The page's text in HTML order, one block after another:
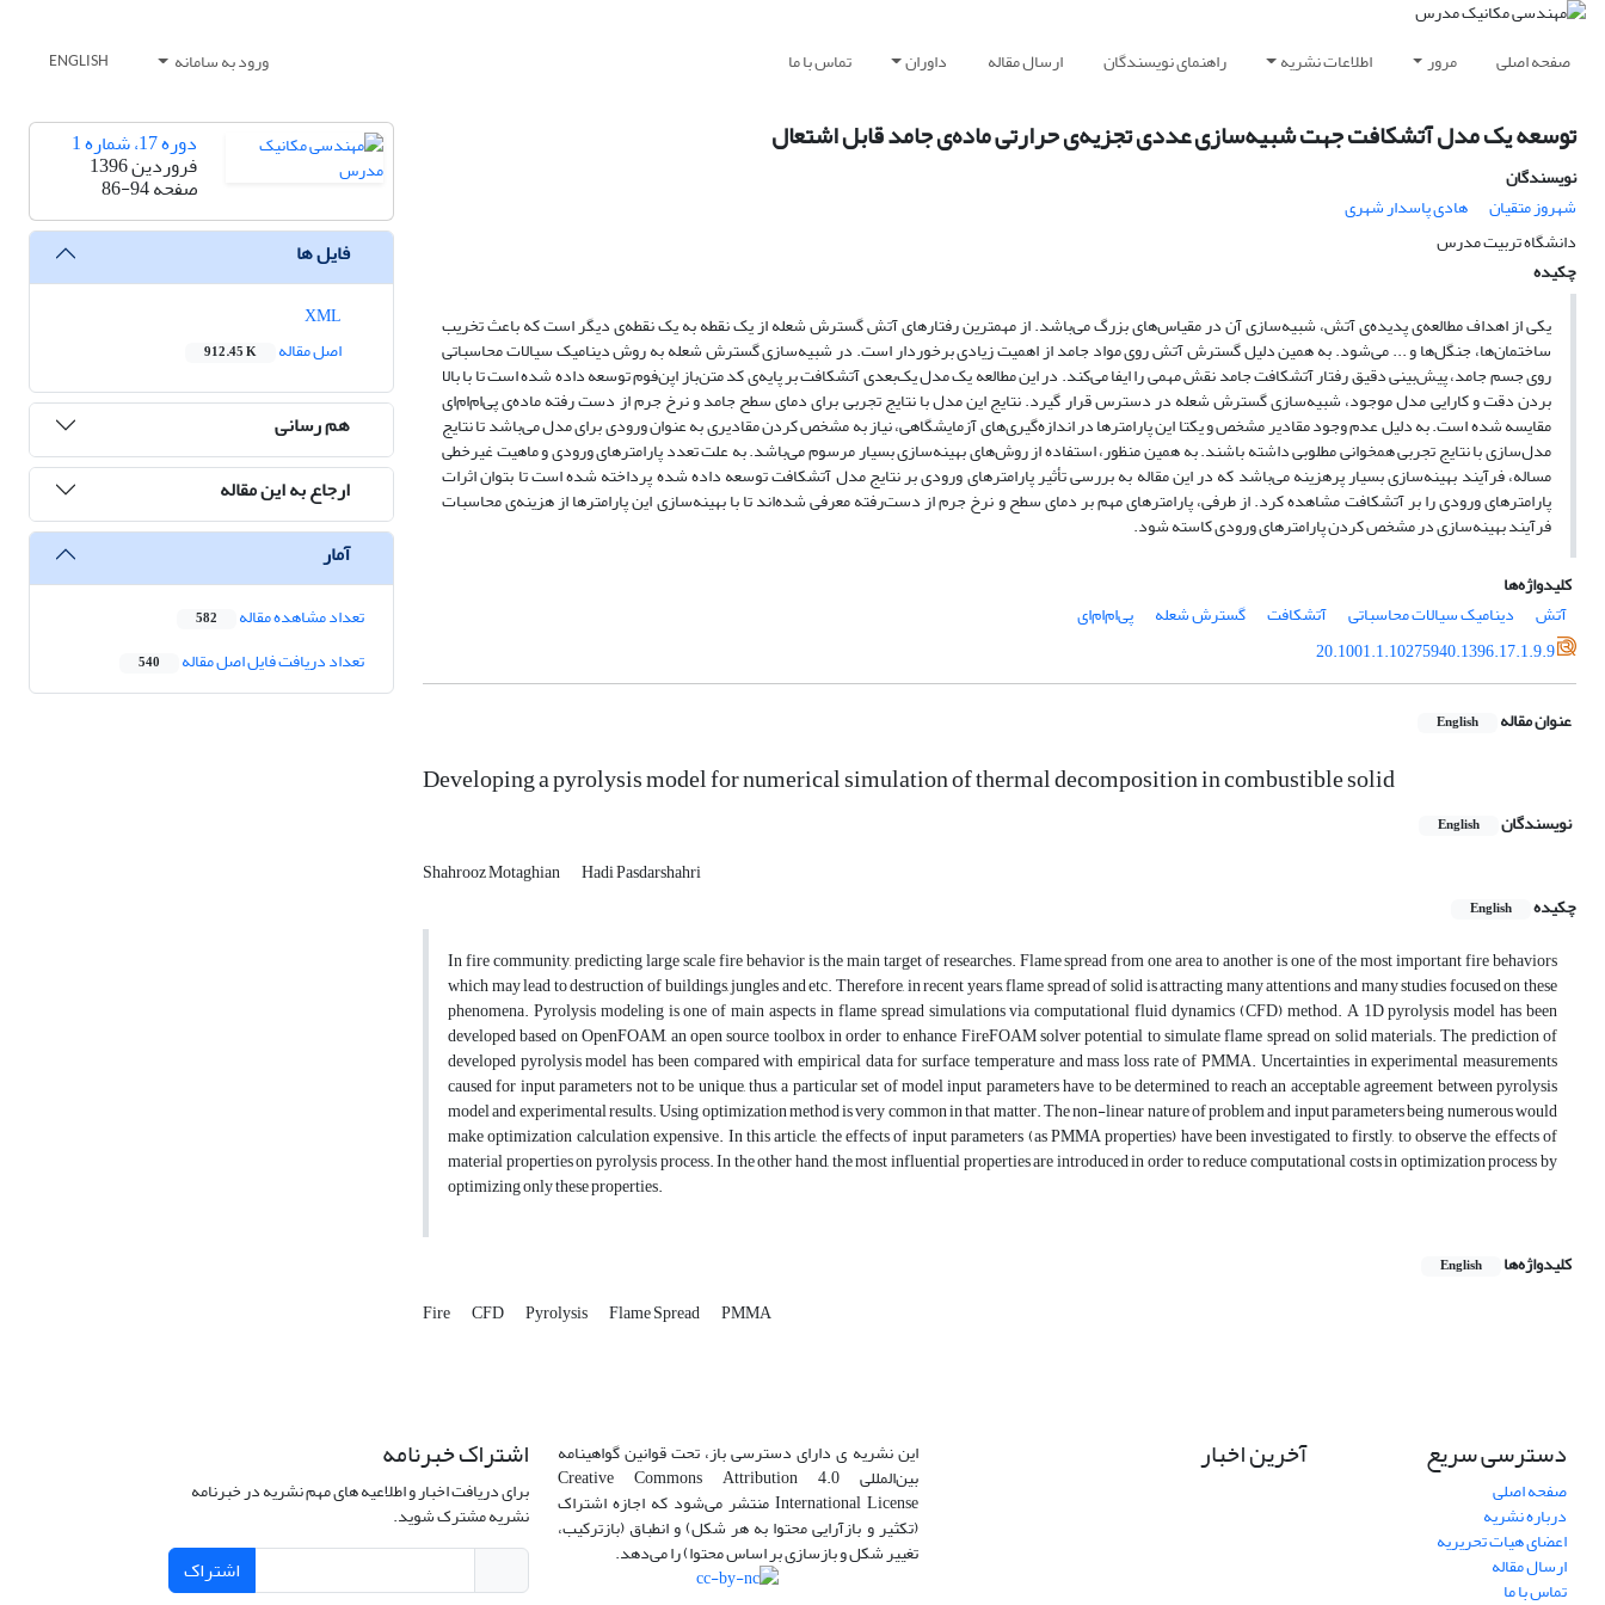
صفحه اصلی مرور اطلاعات نشریه راهنمای نویسندگان ارسال مقاله داوران تماس با ما ورود به سامانه ENGLISH
توسعه یک مدل آتشکافت جهت شبیه‌سازی عددی تجزیه‌ی حرارتی ماده‌ی جامد قابل اشتعال
نویسندگان
شهروز متقیان
هادی پاسدار شهری
دانشگاه تربیت مدرس
چکیده
یکی از اهداف مطالعه‌ی پدیده‌ی آتش، شبیه‌سازی آن در مقیاس‌های بزرگ می‌باشد. از مهمترین رفتارهای آتش گسترش شعله از یک نقطه به یک نقطه‌ی دیگر است که باعث تخریب
ساختمان‌ها، جنگل‌ها و ... می‌شود. به همین دلیل گسترش آتش روی مواد جامد از اهمیت زیادی برخوردار است. در شبیه‌سازی گسترش شعله به روش دینامیک سیالات محاسباتی
روی جسم جامد، پیش‌بینی دقیق رفتار آتشکافت جامد نقش مهمی را ایفا می‌کند. در این مطالعه یک مدل یک‌بعدی آتشکافت بر پایه‌ی کد متن‌باز اپن‌فوم توسعه داده شده‌ است تا با بالا
بردن دقت و کارایی مدل موجود، شبیه‌سازی گسترش شعله در دسترس قرار گیرد. نتایج این مدل با نتایج تجربی برای دمای سطح جامد و نرخ جرم از دست رفته ماده‌ی پی‌ام‌ام‌ای
مقایسه شده است. به دلیل عدم وجود مقادیر مشخص و یکتا این پارامترها در اندازه‌گیری‌های آزمایشگاهی، نیاز به مشخص کردن مقادیری به عنوان ورودی برای مدل می‌باشد تا نتایج
مدل‌سازی با نتایج تجربی همخوانی مطلوبی داشته باشند. به همین منظور، استفاده از روش‌های بهینه‌سازی بسیار مرسوم می‌باشد. به علت تعدد پارامترهای ورودی و ماهیت غیرخطی
مساله، فرآیند بهینه‌سازی بسیار پرهزینه می‌باشد که در این مقاله به بررسی تأثیر پارامترهای ورودی بر نتایج مدل آتشکافت توسعه داده شده پرداخته شده است تا بتوان اثرات
پارامترهای ورودی را بر آتشکافت مشاهده کرد. از طرفی، پارامترهای مهم بر دمای سطح و نرخ جرم از دست‌رفته معرفی شده‌اند تا با بهینه‌سازی این پارامترها از هزینه‌ی محاسبات
فرآیند بهینه‌سازی در مشخص کردن پارامترهای ورودی کاسته شود.
کلیدواژه‌ها
آتش
دینامیک سیالات محاسباتی آتشکافت گسترش شعله
پی‌ام‌ام‌ای
20.1001.1.10275940.1396.17.1.9.9
عنوان مقاله English
Developing a pyrolysis model for numerical simulation of thermal decomposition in combustible solid
نویسندگان English
Shahrooz Motaghian
Hadi Pasdarshahri
چکیده
English
In fire community, predicting large scale fire behavior is the main target of researches. Flame spread from one area to another is one of the most important fire behaviors
which may lead to destruction of buildings, jungles and etc. Therefore, in recent years, flame spread of solid is attracting many attentions and many studies focused on these
phenomena. Pyrolysis modeling is one of main aspects in flame spread simulations via computational fluid dynamics (CFD) method. A 1D pyrolysis model has been
developed based on OpenFOAM, an open source toolbox in order to enhance FireFOAM solver potential to simulate flame spread on solid materials. The prediction of
developed pyrolysis model has been compared with empirical data for surface temperature and mass loss rate of PMMA. Uncertainties in experimental measurements
caused for input parameters not to be unique, thus, a particular set of model input parameters have to be determined to reach an acceptable agreement between pyrolysis
model and experimental results. Using optimization method is very common in that matter. The non-linear nature of problem and input parameters being numerous would
make optimization calculation expensive. In this article, the effects of input parameters (as PMMA properties) have been investigated to firstly, to observe the effects of
material properties on pyrolysis process. In the other hand, the most influential properties are introduced in order to reduce computational costs in optimization process by
optimizing only these properties.
کلیدواژه‌ها English
Fire CFD Pyrolysis Flame Spread PMMA
دوره 17، شماره 1
فروردین 1396
صفحه86-94
فایل ها
اصل مقاله
912.45 K
هم رسانی
ارجاع به این مقاله
آمار
تعداد مشاهده مقاله 582
تعداد دریافت فایل اصل مقاله 540
دسترسی سریع
صفحه اصلی
درباره نشریه
اعضای هیات تحریریه
ارسال مقاله
تماس با ما
آخرین اخبار این نشریه ی دارای دسترسی باز، تحت قوانین گواهینامه
بین‌المللی Creative Commons Attribution 4.0
International License منتشر می‌شود که اجازه اشتراک
(تکثیر و بازآرایی محتوا به هر شکل) و انطباق (بازترکیب،
تغییر شکل و بازسازی بر اساس محتوا) را می‌دهد.
اشتراک خبرنامه
برای دریافت اخبار و اطلاعیه های مهم نشریه در خبرنامه
نشریه مشترک شوید.
اشتراک